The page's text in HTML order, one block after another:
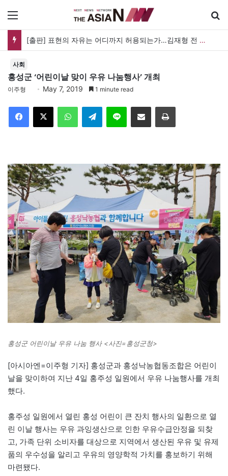
[출판] 표현의 자유는 어디까지 허용되는가…김재형 전 대법관 ‘언론과 인격권’
사회
홍성군 ‘어린이날 맞이 우유 나눔행사’ 개최
이주형 May 7, 2019 1 minute read
Telegram 이메일
홍성군 어린이날 우유 나눔 행사 <사진=홍성군청>
[아시아엔=이주형 기자] 홍성군과 홍성낙농협동조합은 어린이
날을 맞이하여 지난 4일 홍주성 일원에서 우유 나눔행사를 개최
했다.
홍주성 일원에서 열린 홍성 어린이 큰 잔치 행사의 일환으로 열
린 이날 행사는 우유 과잉생산으로 인한 우유수급안정을 되찾
고, 가족 단위 소비자를 대상으로 지역에서 생산된 우유 및 유제
품의 우수성을 알리고 우유의 영양학적 가치를 홍보하기 위해
마련됐다.